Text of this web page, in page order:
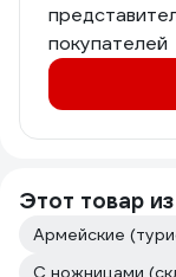
покупателей
Этот товар
Армейские
С ножницами